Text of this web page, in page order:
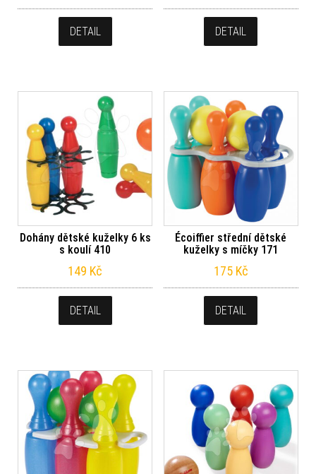
DETAIL DETAIL
Dohány dětské kuželky 6 ks
s koulí 410
149 Kč
DETAIL
Écoiffier střední dětské
kuželky s míčky 171
175 Kč
DETAIL